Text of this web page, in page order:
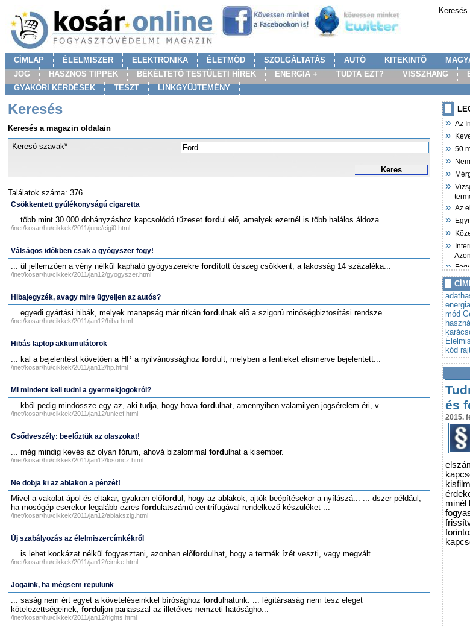
CÍMLAP ÉLELMISZER ELEKTRONIKA ÉLETMÓD SZOLGÁLTATÁS AUTÓ KITEKINTŐ
JOG
HASZNOS TIPPEK BÉKÉLTETŐ TESTÜLETI HÍREK ENERGIA + TUDTA EZT? VISSZHANG
GYAKORI KÉRDÉSEK
TESZT LINKGYÜJTEMÉNY
Keresés
Keresés a magazin oldalain
Kereső szavak*
Keres
Találatok száma: 376
Csökkentett gyúlékonyságú cigaretta
... több mint 30 000 dohányzáshoz kapcsolódó tűzeset fordul elő, amelyek ezernél is több halálos áldoza...
/inet/kosar/hu/cikkek/2011/june/cigi0.html
Válságos időkben csak a gyógyszer fogy!
... ül jellemzően a vény nélkül kapható gyógyszerekre ford ított összeg csökkent, a lakosság 14 százaléka...
/inet/kosar/hu/cikkek/2011/jan12/gyogyszer.html
Hibajegyzék, avagy mire ügyeljen az autós?
... egyedi gyártási hibák, melyek manapság már ritkán fordulnak elő a szigorú minőségbiztosítási rendsze...
/inet/kosar/hu/cikkek/2011/jan12/hiba.html
Hibás laptop akkumulátorok
... kal a bejelentést követően a HP a nyilvánossághoz fordult, melyben a fentieket elismerve bejelentett...
/inet/kosar/hu/cikkek/2011/jan12/hp.html
Mi mindent kell tudni a gyermekjogokról?
... kből pedig mindössze egy az, aki tudja, hogy hova fordulhat, amennyiben valamilyen jogsérelem éri, v...
/inet/kosar/hu/cikkek/2011/jan12/unicef.html
Csődveszély: beelőztük az olaszokat!
... még mindig kevés az olyan fórum, ahová bizalommal fordulhat a kisember.
/inet/kosar/hu/cikkek/2011/jan12/losoncz.html
Ne dobja ki az ablakon a pénzét!
Mivel a vakolat ápol és eltakar, gyakran előfordul, hogy az ablakok, ajtók beépítésekor a nyílászá... ... dszer például,
ha mosógép cserekor legalább ezres fordulatszámú centrifugával rendelkező készüléket ...
/inet/kosar/hu/cikkek/2011/jan12/ablakszig.html
Új szabályozás az élelmiszercímkékről
... is lehet kockázat nélkül fogyasztani, azonban előfordulhat, hogy a termék ízét veszti, vagy megvált...
/inet/kosar/hu/cikkek/2011/jan12/cimke.html
Jogaink, ha mégsem repülünk
... saság nem ért egyet a követeléseinkkel bírósághoz fordulhatunk. ... légitársaság nem tesz eleget
kötelezettségeinek, forduljon panasszal az illetékes nemzeti hatóságho...
/inet/kosar/hu/cikkek/2011/jan12/rights.html
» Az
»
» 50
»
»
»
» Az
»
»
»
»
»
»
mód
kód
és
2015.
minél